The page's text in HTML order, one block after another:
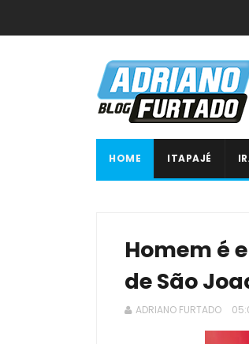
HOME ITAPAJÉ
Homem é
de São
ADRIANO FURTADO